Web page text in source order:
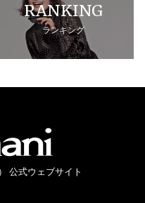
RANKING
ランキング
公式ウェブサイト